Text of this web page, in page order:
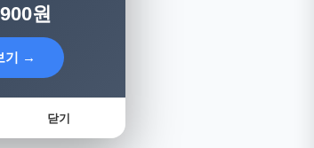
원
기 →
닫기